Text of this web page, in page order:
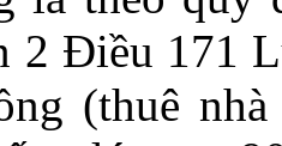
2 Điều 171
(thuê